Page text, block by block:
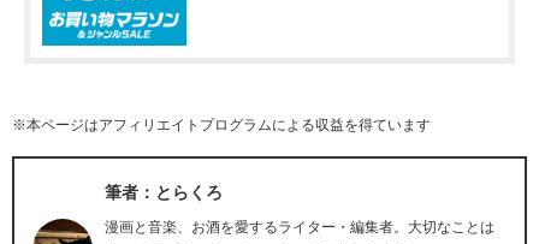
※本ページはアフィリエイトプログラムによる収益を得ています
筆者：とらくろ
漫画と音楽、お酒を愛するライター・編集者。大切なことは